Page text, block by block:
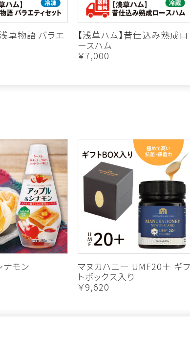
浅草物語 バラエ
【浅草ハム】昔仕込み熟成ロ
ースハム
￥7,000
ナモン
マヌカハニー UMF20＋ ギフ
トボックス入り
￥9,620